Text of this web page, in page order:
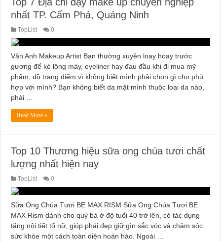
nhất TP. Cẩm Phả, Quảng Ninh
TopList 0
Vân Anh Makeup Artist Bạn thường xuyên loay hoay trước
gương để kẻ lông mày, eyeliner hay đau đầu khi đi mua mỹ
phẩm, đồ trang điểm vì không biết mình phải chọn gì cho phù
hợp với mình? Bạn không biết da mặt mình thuộc loại da nào,
phải …
Read More »
Top 10 Thương hiệu sữa ong chúa tươi chất
lượng nhất hiện nay
TopList 0
Sữa Ong Chúa Tươi BE MAX RISM Sữa Ong Chúa Tươi BE
MAX Rism dành cho quý bà ở độ tuổi 40 trở lên, có tác dụng
tăng nội tiết tố nữ, giúp phái đẹp giữ gìn sắc vóc và chăm sóc
sức khỏe một cách toàn diện hoàn hảo. Ngoài …